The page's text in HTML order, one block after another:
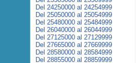
Del 24250000 al 24254999
Del 25050000 al 25054999
Del 25480000 al 25484999
Del 26040000 al 26044999
Del 27125000 al 27129999
Del 27665000 al 27669999
Del 28580000 al 28584999
Del 28855000 al 28859999